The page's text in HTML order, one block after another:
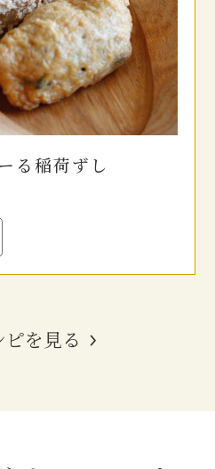
る稲荷ずし
を見る